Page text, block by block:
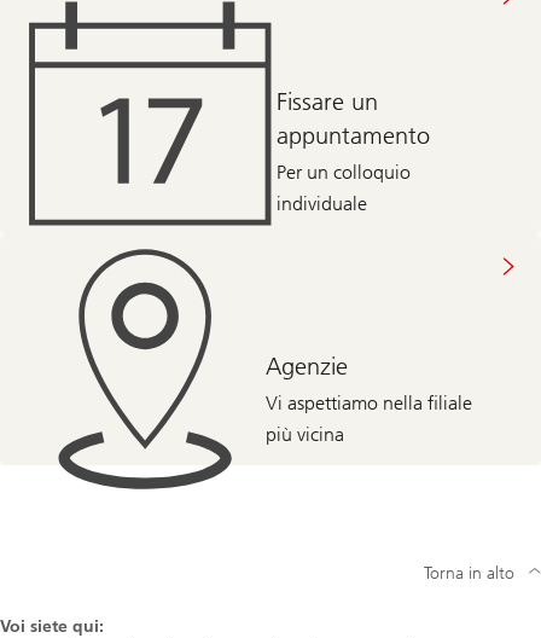
Fissare un
appuntamento
Per un colloquio
individuale
Agenzie
Vi aspettiamo nella filiale
più vicina
Voi siete qui:
Torna in alto